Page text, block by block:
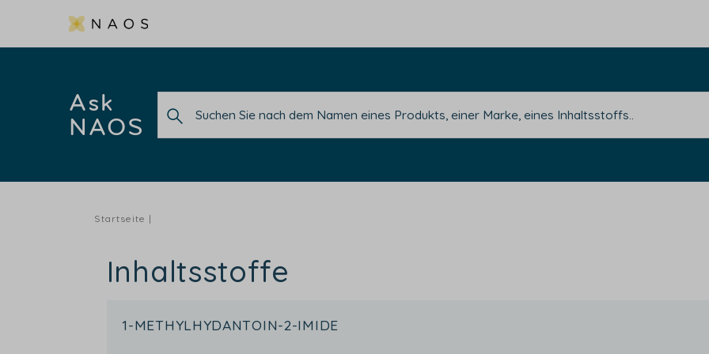
Ask
NAOS
Startseite
Inhaltsstoffe
1-METHYLHYDANTOIN-2-IMIDE